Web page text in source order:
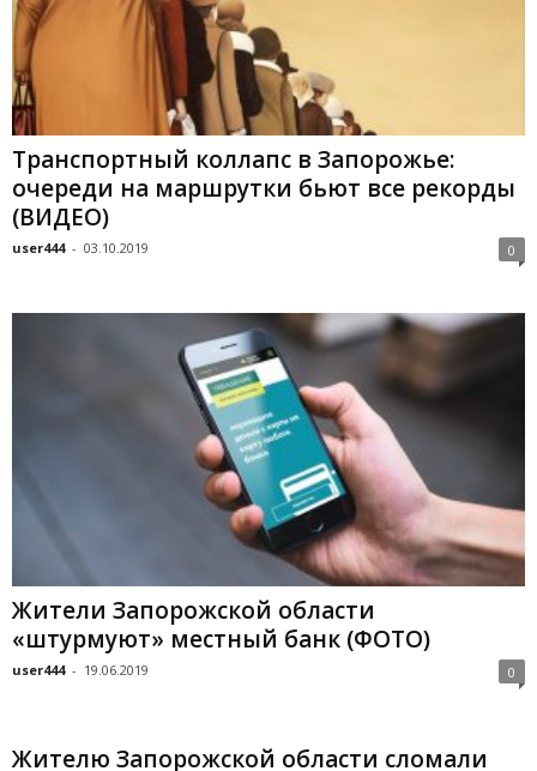
Транспортный коллапс в Запорожье:
очереди на маршрутки бьют все рекорды
(ВИДЕО)
user444 - 03.10.2019 0
Жители Запорожской области
«штурмуют» местный банк (ФОТО)
user444 - 19.06.2019 0
Жителю Запорожской области сломали